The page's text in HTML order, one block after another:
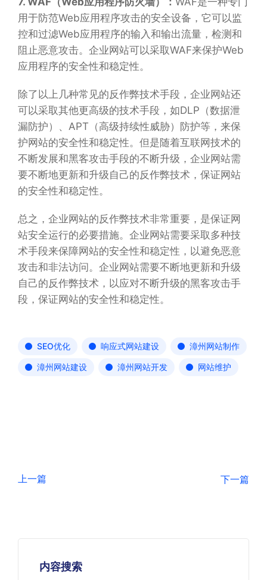
用于防范Web应用程序攻击的安全设备，它可以监
控和过滤Web应用程序的输入和输出流量，检测和
阻止恶意攻击。企业网站可以采取WAF来保护Web
应用程序的安全性和稳定性。
除了以上几种常见的反作弊技术手段，企业网站还
可以采取其他更高级的技术手段，如DLP（数据泄
漏防护）、APT（高级持续性威胁）防护等，来保
护网站的安全性和稳定性。但是随着互联网技术的
不断发展和黑客攻击手段的不断升级，企业网站需
要不断地更新和升级自己的反作弊技术，保证网站
的安全性和稳定性。
总之，企业网站的反作弊技术非常重要，是保证网
站安全运行的必要措施。企业网站需要采取多种技
术手段来保障网站的安全性和稳定性，以避免恶意
攻击和非法访问。企业网站需要不断地更新和升级
自己的反作弊技术，以应对不断升级的黑客攻击手
段，保证网站的安全性和稳定性。
SEO优化 响应式网站建设 漳州网站制作
漳州网站建设 漳州网站开发 网站维护
上一篇 下一篇
内容搜索